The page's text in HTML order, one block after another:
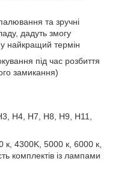
та зручні
дадуть змогу
найкращий термін
під час розбиття
замикання)
Н4, H7, Н8, Н9, H11,
к, 4300K, 5000 к, 6000 к,
комплектів із лампами